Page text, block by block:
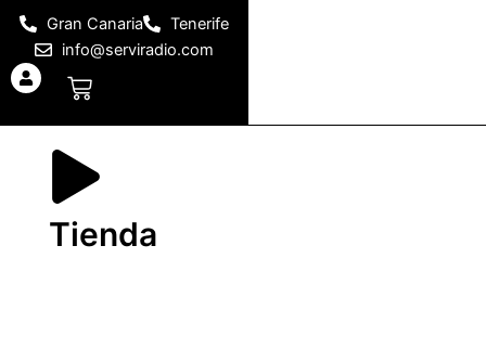
contenido
Gran Canaria
Tenerife
info@serviradio.com
Carrito
Tienda